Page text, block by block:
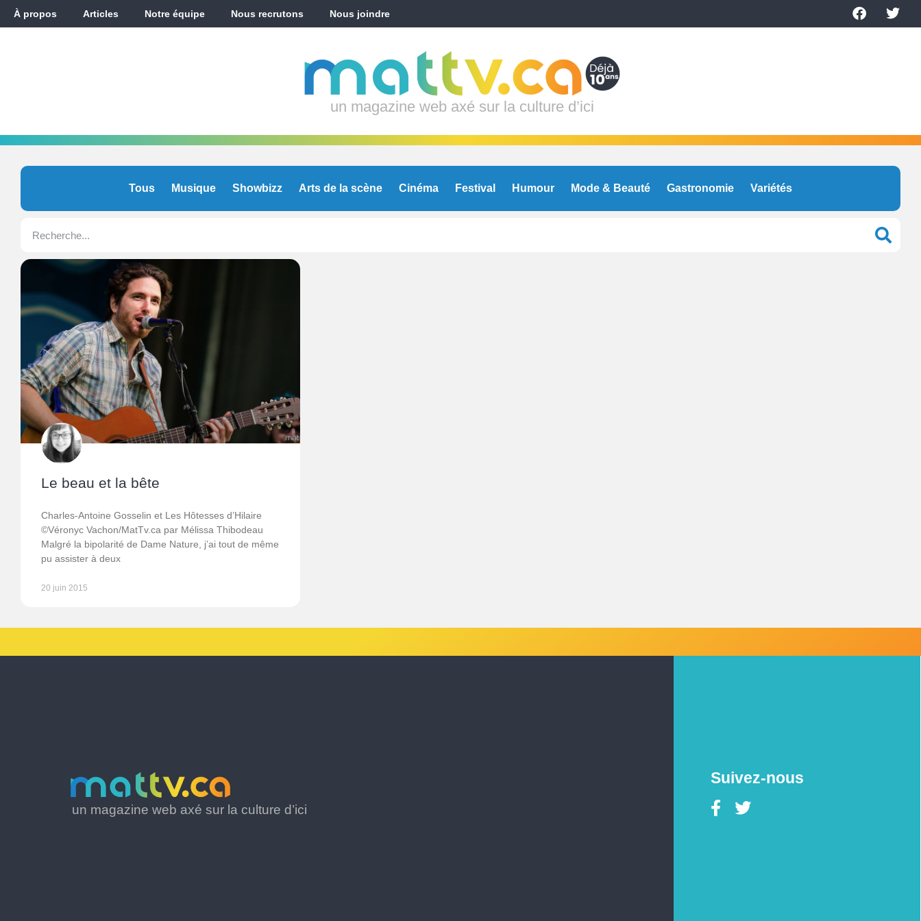
À propos Articles Notre équipe Nous recrutons Nous joindre
un magazine web axé sur la culture d’ici
Tous Musique Showbizz Arts de la scène Cinéma Festival Humour Mode & Beauté Gastronomie Variétés
Le beau et la bête
Charles-Antoine Gosselin et Les Hôtesses d’Hilaire
©Véronyc Vachon/MatTv.ca par Mélissa Thibodeau
Malgré la bipolarité de Dame Nature, j’ai tout de même
pu assister à deux
20 juin 2015
un magazine web axé sur la culture d’ici
Suivez-nous